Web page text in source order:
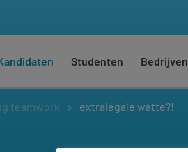
Studenten Bedrijven
teamwork extralegale watte?!